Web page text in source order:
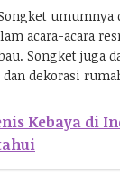
umumnya
acara-acara
Songket juga
dekorasi
Kebaya di